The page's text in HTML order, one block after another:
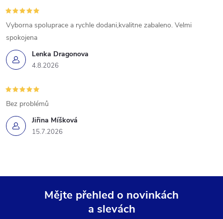
Lenka Dragonova
4.8.2026
Vyborna spoluprace a rychle dodani,kvalitne zabaleno. Velmi
spokojena
Jiřina Míšková
15.7.2026
Bez problémů
Mějte přehled o novinkách
a slevách